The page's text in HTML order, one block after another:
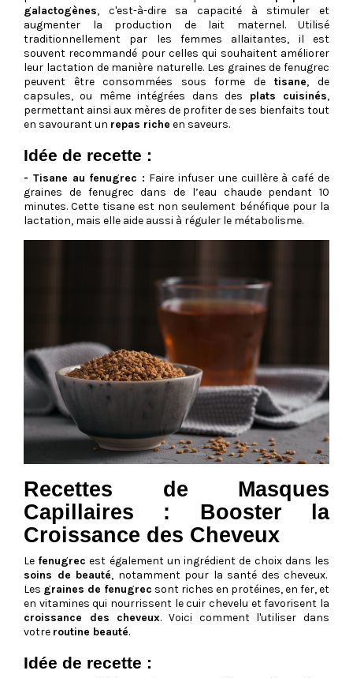
galactogènes, c'est-à-dire sa capacité à stimuler et
augmenter la production de lait maternel. Utilisé
traditionnellement par les femmes allaitantes, il est
souvent recommandé pour celles qui souhaitent améliorer
leur lactation de manière naturelle. Les graines de fenugrec
peuvent être consommées sous forme detisane, de
capsules, ou même intégrées dans des plats cuisinés,
permettant ainsi aux mères de profiter de ses bienfaits tout
en savourant un repas riche en saveurs.
Idée de recette :
- Tisane au fenugrec : Faire infuser une cuillère à café de
graines de fenugrec dans de l’eau chaude pendant 10
minutes. Cette tisane est non seulement bénéfique pour la
lactation, mais elle aide aussi à réguler le métabolisme.
Recettes de Masques
Capillaires : Booster la
Croissance des Cheveux
Le fenugrec est également un ingrédient de choix dans les
soins de beauté, notamment pour la santé des cheveux.
Les graines de fenugrec sont riches en protéines, en fer, et
en vitamines qui nourrissent le cuir chevelu et favorisent la
croissance des cheveux. Voici comment l'utiliser dans
votre routine beauté.
Idée de recette :